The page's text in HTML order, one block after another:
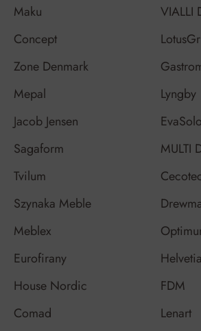
Maku
VIALLI
Concept
Zone Denmark
Mepal
Lyngby
Jacob Jensen
EvaSolo
Sagaform
MULTI
Tvilum
Szynaka Meble
Meblex
Eurofirany
Helvetia
House Nordic
FDM
Comad
Lenart